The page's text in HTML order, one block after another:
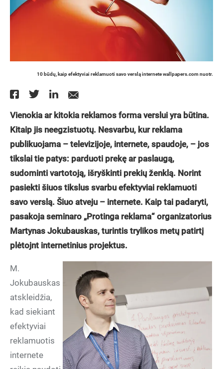
10 būdų, kaip efektyviai reklamuoti savo verslą internete wallpapers.com nuotr.
Vienokia ar kitokia reklamos forma verslui yra būtina.
Kitaip jis neegzistuotų. Nesvarbu, kur reklama
publikuojama – televizijoje, internete, spaudoje, – jos
tikslai tie patys: parduoti prekę ar paslaugą,
sudominti vartotoją, išryškinti prekių ženklą. Norint
pasiekti šiuos tikslus svarbu efektyviai reklamuoti
savo verslą. Šiuo atveju – internete. Kaip tai padaryti,
pasakoja seminaro „Protinga reklama“ organizatorius
Martynas Jokubauskas, turintis trylikos metų patirtį
plėtojnt internetinius projektus.
M.
Jokubauskas
atskleidžia,
kad siekiant
efektyviai
reklamuotis
internete